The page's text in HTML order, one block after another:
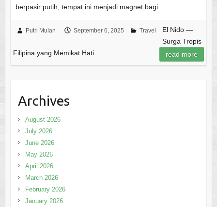
berpasir putih, tempat ini menjadi magnet bagi…
Putri Mulan September 6, 2025 Travel
El Nido —
Surga Tropis
Filipina yang Memikat Hati
read more
Archives
August 2026
July 2026
June 2026
May 2026
April 2026
March 2026
February 2026
January 2026